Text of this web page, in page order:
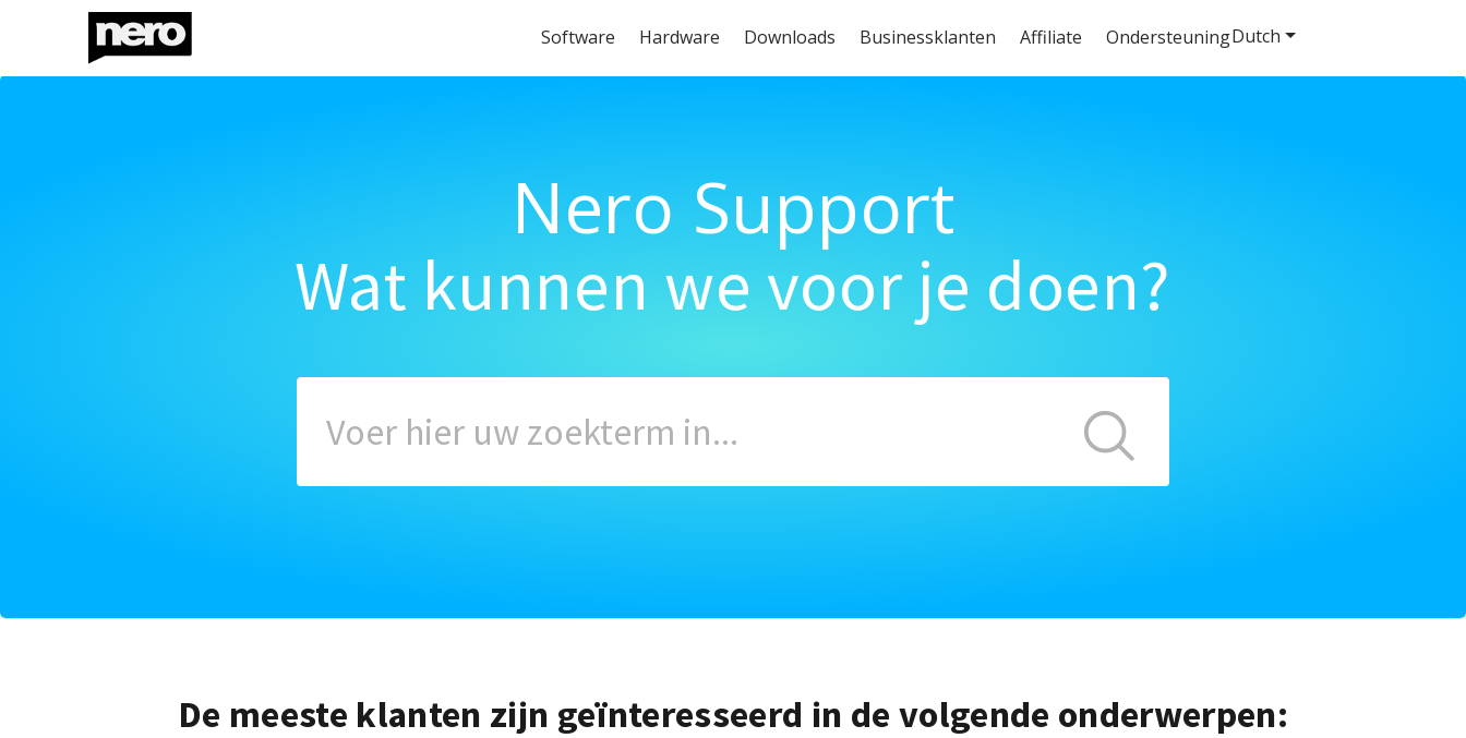
Software Hardware Downloads Businessklanten Affiliate Ondersteuning
Nero Support
Wat kunnen we voor je doen?
De meeste klanten zijn geïnteresseerd in de volgende onderwerpen:
Dutch